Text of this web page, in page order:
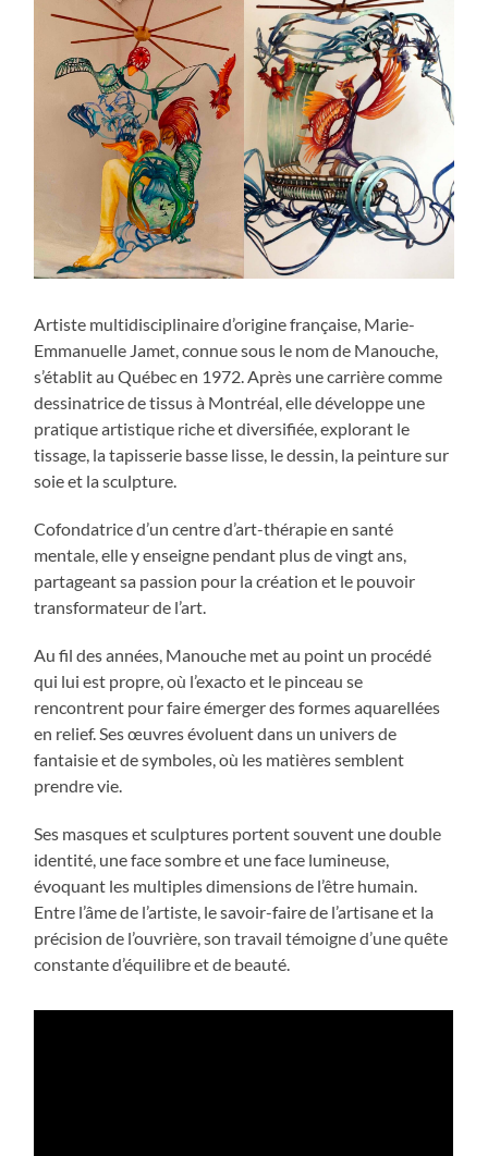
Artiste multidisciplinaire d’origine française, Marie-
Emmanuelle Jamet, connue sous le nom de Manouche,
s’établit au Québec en 1972. Après une carrière comme
dessinatrice de tissus à Montréal, elle développe une
pratique artistique riche et diversifiée, explorant le
tissage, la tapisserie basse lisse, le dessin, la peinture sur
soie et la sculpture.
Cofondatrice d’un centre d’art-thérapie en santé
mentale, elle y enseigne pendant plus de vingt ans,
partageant sa passion pour la création et le pouvoir
transformateur de l’art.
Au fil des années, Manouche met au point un procédé
qui lui est propre, où l’exacto et le pinceau se
rencontrent pour faire émerger des formes aquarellées
en relief. Ses œuvres évoluent dans un univers de
fantaisie et de symboles, où les matières semblent
prendre vie.
Ses masques et sculptures portent souvent une double
identité, une face sombre et une face lumineuse,
évoquant les multiples dimensions de l’être humain.
Entre l’âme de l’artiste, le savoir-faire de l’artisane et la
précision de l’ouvrière, son travail témoigne d’une quête
constante d’équilibre et de beauté.